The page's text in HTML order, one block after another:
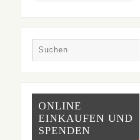
ONLINE
EINKAUFEN UND
SPENDEN